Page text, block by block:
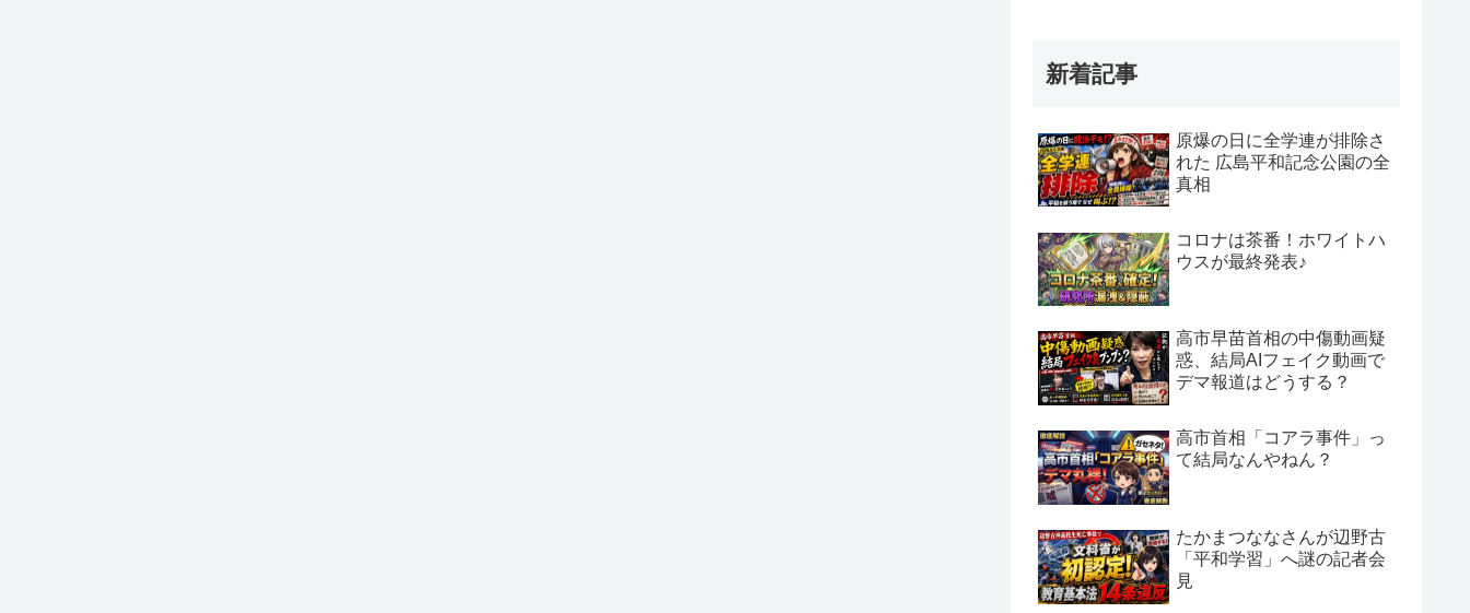
新着記事
原爆の日に全学連が排除さ
れた 広島平和記念公園の全
真相
コロナは茶番！ホワイトハ
ウスが最終発表♪
高市早苗首相の中傷動画疑
惑、結局AIフェイク動画で
デマ報道はどうする？
高市首相「コアラ事件」っ
て結局なんやねん？
たかまつななさんが辺野古
「平和学習」へ謎の記者会
見